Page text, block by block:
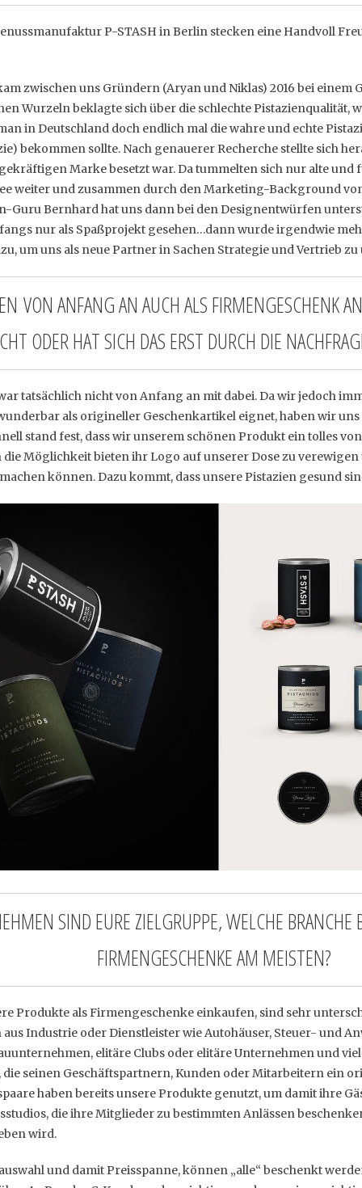
P-STASH in Berlin stecken eine Handvoll
zwischen uns Gründern (Aryan und Niklas) 2016 bei einem
Wurzeln beklagte sich über die schlechte Pistazienqualität,
in Deutschland doch endlich mal die wahre und echte
bekommen sollte. Nach genauerer Recherche stellte sich
Marke besetzt war. Da tummelten sich nur alte
weiter und zusammen durch den Marketing-Background
Guru Bernhard hat uns dann bei den Designentwürfen
nur als Spaßprojekt gesehen…dann wurde irgendwie
um uns als neue Partner in Sachen Strategie und Vertrieb
VON ANFANG AN AUCH ALS FIRMENGESCHENK
ODER HAT SICH DAS ERST DURCH DIE
tatsächlich nicht von Anfang an mit dabei. Da wir jedoch
als origineller Geschenkartikel eignet, haben wir
stand fest, dass wir unserem schönen Produkt ein tolles
die Möglichkeit bieten ihr Logo auf unserer Dose zu
können. Dazu kommt, dass unsere Pistazien gesund
SIND EURE ZIELGRUPPE, WELCHE BRANCHE
FIRMENGESCHENKE AM MEISTEN?
Produkte als Firmengeschenke einkaufen, sind sehr
Industrie oder Dienstleister wie Autohäuser, Steuer- und
elitäre Clubs oder elitäre Unternehmen und
seinen Geschäftspartnern, Kunden oder Mitarbeitern ein
haben bereits unsere Produkte genutzt, um damit ihre
die ihre Mitglieder zu bestimmten Anlässen
wird.
und damit Preisspanne, können „alle“ beschenkt